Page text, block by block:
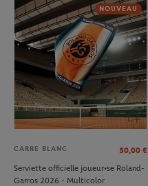
NOUVEAU
CARRE BLANC 50,00 €
Serviette officielle joueur•se Roland-
Garros 2026 - Multicolor